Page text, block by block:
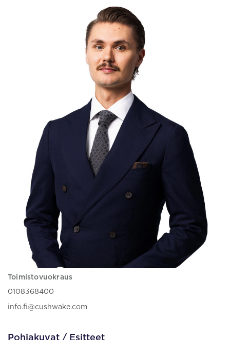
Toimistovuokraus
0108368400
info.fi@cushwake.com
Pohjakuvat / Esitteet